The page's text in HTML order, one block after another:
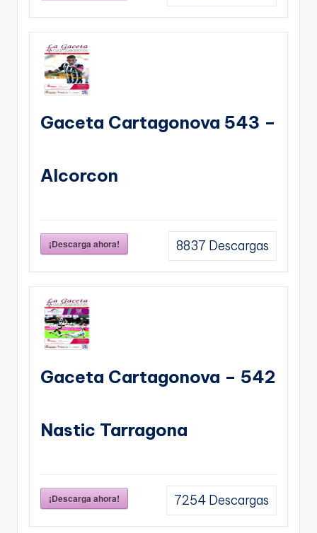
Gaceta Cartagonova 543 –
Alcorcon
¡Descarga ahora! 8837 Descargas
Gaceta Cartagonova – 542
Nastic Tarragona
¡Descarga ahora! 7254 Descargas